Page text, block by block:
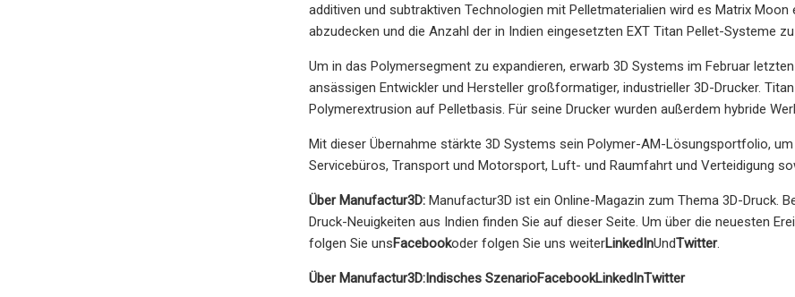
additiven und subtraktiven Technologien mit Pelletmaterialien wird es Matrix
abzudecken und die Anzahl der in Indien eingesetzten EXT Titan Pellet-Systeme
Um in das Polymersegment zu expandieren, erwarb 3D Systems im Februar
ansässigen Entwickler und Hersteller großformatiger, industrieller 3D-Drucker.
Polymerextrusion auf Pelletbasis. Für seine Drucker wurden außerdem hybride
Mit dieser Übernahme stärkte 3D Systems sein Polymer-AM-Lösungsportfolio,
Servicebüros, Transport und Motorsport, Luft- und Raumfahrt und Verteidigung
Über Manufactur3D: Manufactur3D ist ein Online-Magazin zum Thema 3D-Druck.
Druck-Neuigkeiten aus Indien finden Sie auf dieser Seite. Um über die neuesten
folgen Sie unsFacebookoder folgen Sie uns weiterLinkedInUndTwitter.
Über Manufactur3D:Indisches SzenarioFacebookLinkedInTwitter